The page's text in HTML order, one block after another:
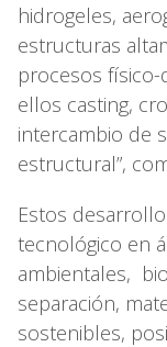
hidrogeles,
estructuras
procesos
ellos casting,
intercambio de
estructural”,
Estos
tecnológico en
ambientales,
separación,
sostenibles,